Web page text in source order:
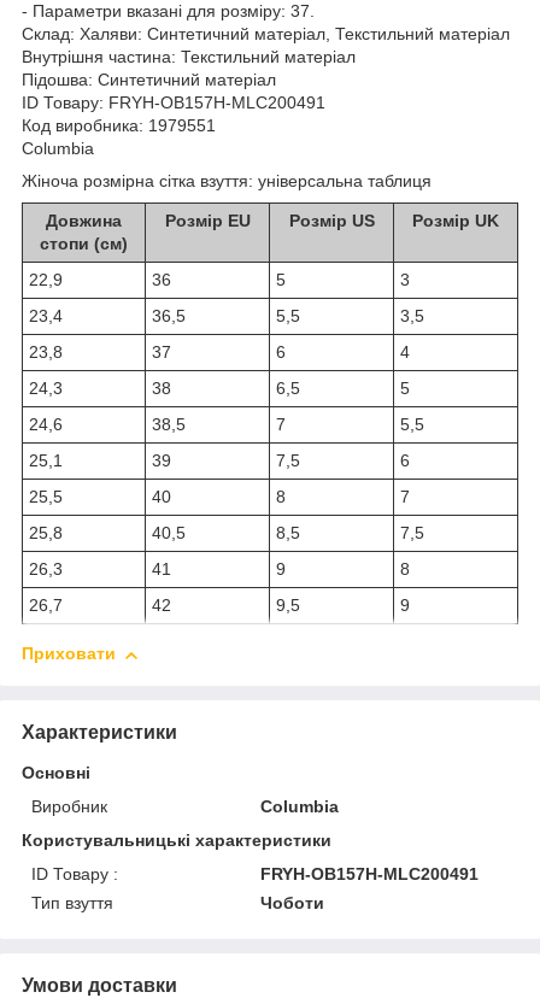
- Параметри вказані для розміру: 37.
Склад: Халяви: Синтетичний матеріал, Текстильний матеріал
Внутрішня частина: Текстильний матеріал
Підошва: Синтетичний матеріал
ID Товару: FRYH-OB157H-MLC200491
Код виробника: 1979551
Columbia
Жіноча розмірна сітка взуття: універсальна таблиця
Довжина
стопи (см)
Розмір EU Розмір US Розмір UK
22,9 36 5
3
23,4
36,5 5,5
3,5
23,8
37 6
4
24,3
38 6,5
5
24,6
38,5 7
5,5
25,1
39 7,5
6
25,5
40 8
7
25,8
40,5 8,5
7,5
26,3
41 9
8
26,7
42 9,5 9
Приховати
Характеристики
Основні
Виробник
Columbia
Користувальницькі характеристики
ID Товару :
FRYH-OB157H-MLC200491
Тип взуття
Чоботи
Умови доставки